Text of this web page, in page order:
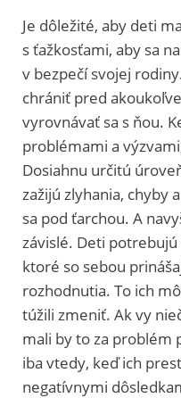
Je dôležité, aby deti
s ťažkosťami, aby sa
v bezpečí svojej
chrániť pred
vyrovnávať sa s ňou.
problémami a
Dosiahnu určitú
zažijú zlyhania, chyby
sa pod ťarchou. A
závislé. Deti
ktoré so sebou
rozhodnutia. To ich
túžili zmeniť. Ak vy
mali by to za problém
iba vtedy, keď ich
negatívnymi